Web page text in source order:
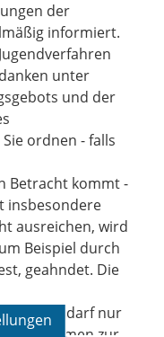
der
informiert.
unter
und der
ordnen - falls
Betracht kommt -
insbesondere
ausreichen, wird
Beispiel durch
geahndet. Die
Sie darf nur